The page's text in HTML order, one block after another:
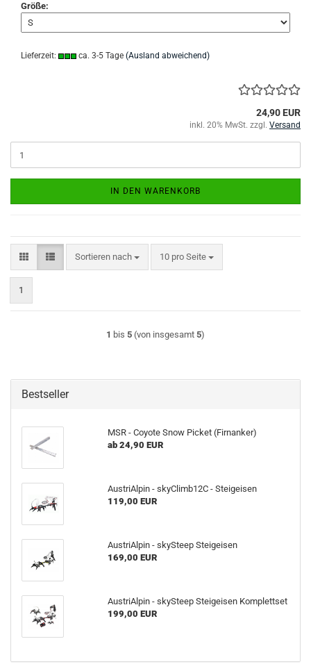
Größe:
Lieferzeit: ca. 3-5 Tage (Ausland abweichend)
24,90 EUR
inkl. 20% MwSt. zzgl. Versand
IN DEN WARENKORB
Sortieren nach
Sortieren nach 10 pro Seite
pro Seite
1
1 bis 5 (von insgesamt 5)
Bestseller
MSR - Coyote Snow Picket (Firnanker)
ab 24,90 EUR
AustriAlpin - skyClimb12C - Steigeisen
119,00 EUR
AustriAlpin - skySteep Steigeisen
169,00 EUR
AustriAlpin - skySteep Steigeisen Komplettset
199,00 EUR